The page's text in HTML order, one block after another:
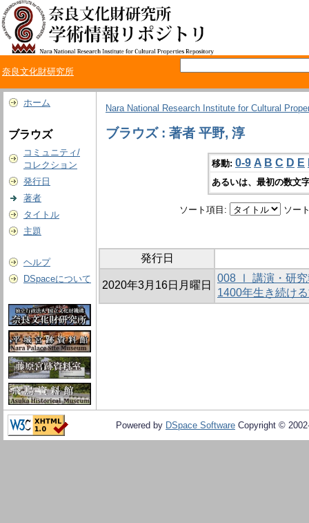
奈良文化財研究所
ホーム
ブラウズ
コミュニティ/
コレクション
発行日
著者
タイトル
主題
ヘルプ
DSpaceについて
Nara National Research Institute for Cultural
ブラウズ : 著者 平野, 淳
移動: 0-9 A B C D E
あるいは、最初の数文
ソート項目: ソー
発行日
2020年3月16日月曜日
008 Ⅰ 講演・研
1400年生き続け
Powered by DSpace Software Copyright ©